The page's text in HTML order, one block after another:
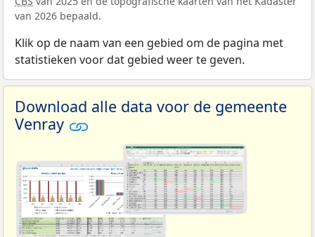
van 2026 bepaald.
Klik op de naam van een gebied om de pagina met
statistieken voor dat gebied weer te geven.
Download alle data voor de gemeente
Venray